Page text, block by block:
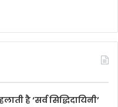
है ‘सर्व सिद्धिदायिनी’